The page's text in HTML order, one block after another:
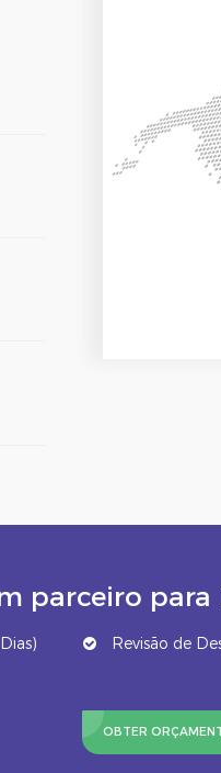
parceiro para
Revisão de
OBTER